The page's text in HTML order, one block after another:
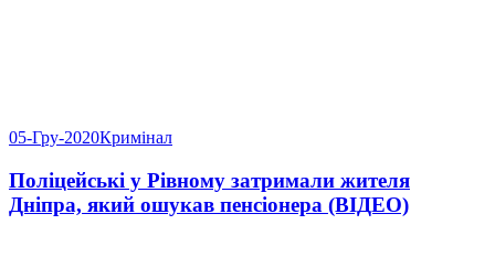
05-Гру-2020Кримінал
Поліцейські у Рівному затримали жителя
Дніпра, який ошукав пенсіонера (ВІДЕО)